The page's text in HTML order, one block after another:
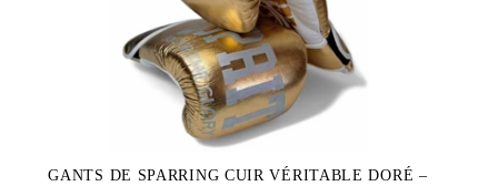
GANTS DE SPARRING CUIR VÉRITABLE DORÉ –